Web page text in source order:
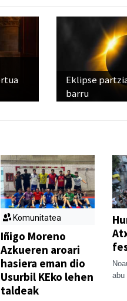
Eklipse
barru
Komunitatea
Iñigo Moreno
Azkueren aroari
hasiera eman dio
Usurbil KEko lehen
taldeak
abu